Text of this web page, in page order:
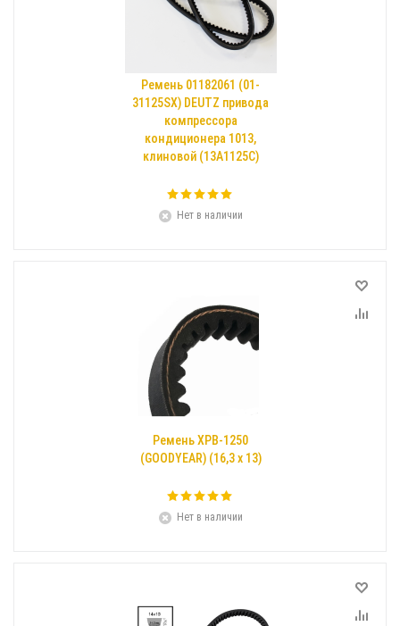
Ремень 01182061 (01-
31125SX) DEUTZ привода
компрессора
кондиционера 1013,
клиновой (13А1125С)
Нет в наличии
Ремень XPB-1250
(GOODYEAR) (16,3 х 13)
Нет в наличии